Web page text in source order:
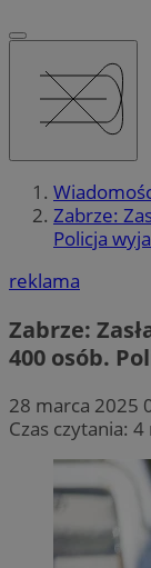
Zabrze:
Policja
reklama
Zabrze:
400 osób.
28 marca 2025
Czas czytania: 4